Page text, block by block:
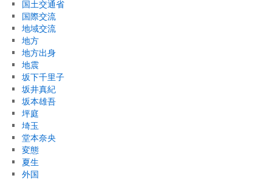
国土交通省
国際交流
地域交流
地方
地方出身
地震
坂下千里子
坂井真紀
坂本雄吾
坪庭
埼玉
堂本奈央
変態
夏生
外国